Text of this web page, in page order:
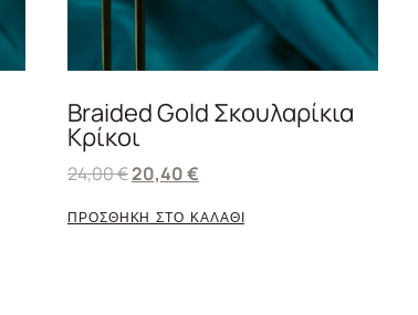
Braided Gold Σκουλαρίκια
Κρίκοι
24,00€20,40€
ΠΡΟΣΘΗΚΗ ΣΤΟ ΚΑΛΑΘΙ